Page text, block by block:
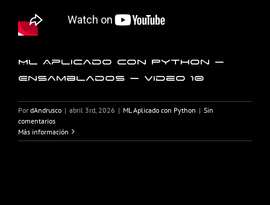
ML Aplicado con Python –
Ensamblados – Video 10
Por dAndrusco | abril 3rd, 2026 | ML Aplicado con Python | Sin
comentarios
Más información